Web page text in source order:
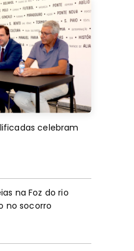
celebram
na Foz do rio
no socorro